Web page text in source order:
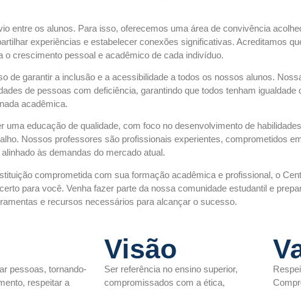
entre os alunos. Para isso, oferecemos uma área de convivência
experiências e estabelecer conexões significativas. Acreditamos
o crescimento pessoal e acadêmico de cada indivíduo.
de garantir a inclusão e a acessibilidade a todos os nossos alunos.
de pessoas com deficiência, garantindo que todos tenham igualdade
acadêmica.
uma educação de qualidade, com foco no desenvolvimento de
Nossos professores são profissionais experientes, comprometidos
às demandas do mercado atual.
comprometida com sua formação acadêmica e profissional, o
para você. Venha fazer parte da nossa comunidade estudantil e
e recursos necessários para alcançar o sucesso.
pessoas, tornando-
respeitar a
Visão
Ser referência no ensino superior,
compromissados com a ética,